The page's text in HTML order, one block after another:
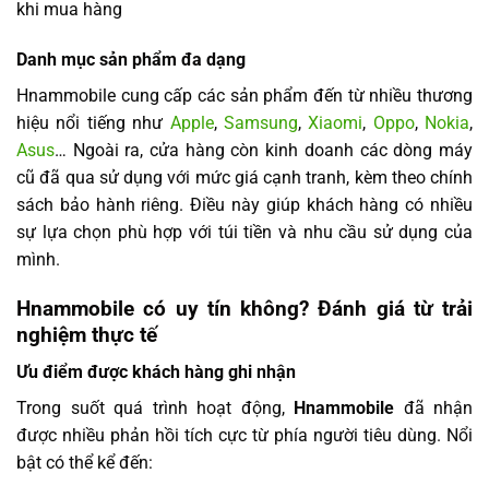
Danh mục sản phẩm đa dạng
Hnammobile cung cấp các sản phẩm đến từ nhiều thương
hiệu nổi tiếng như Apple, Samsung,Xiaomi, Oppo, Nokia,
Asus… Ngoài ra, cửa hàng còn kinh doanh các dòng máy
cũ đã qua sử dụng với mức giá cạnh tranh, kèm theo chính
sách bảo hành riêng. Điều này giúp khách hàng có nhiều
sự lựa chọn phù hợp với túi tiền và nhu cầu sử dụng của
mình.
Hnammobile có uy tín không? Đánh giá từ trải
nghiệm thực tế
Ưu điểm được khách hàng ghi nhận
Trong suốt quá trình hoạt động,Hnammobile đã nhận
được nhiều phản hồi tích cực từ phía người tiêu dùng. Nổi
bật có thể kể đến: